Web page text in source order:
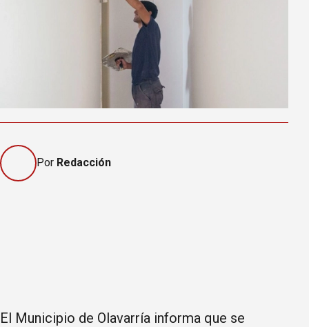
Por Redacción
El Municipio de Olavarría informa que se